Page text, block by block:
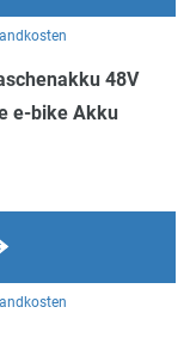
48V
e-bike Akku